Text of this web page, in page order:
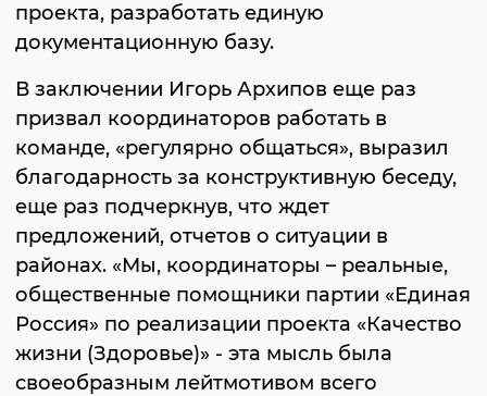
проекта, разработать единую
документационную базу.
В заключении Игорь Архипов еще раз
призвал координаторов работать в
команде, «регулярно общаться», выразил
благодарность за конструктивную беседу,
еще раз подчеркнув, что ждет
предложений, отчетов о ситуации в
районах. «Мы, координаторы – реальные,
общественные помощники партии «Единая
Россия» по реализации проекта «Качество
жизни (Здоровье)» - эта мысль была
своеобразным лейтмотивом всего